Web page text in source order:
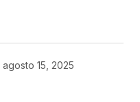
agosto 15, 2025